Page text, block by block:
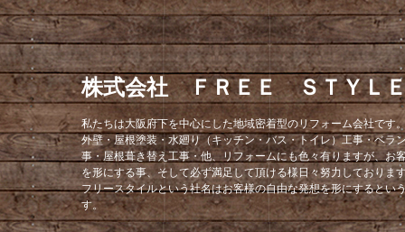
株式会社 ＦＲＥＥ ＳＴＹＬ
私たちは大阪府下を中心にした地域密着型のリフォーム会社です
外壁・屋根塗装・水廻り（キッチン・バス・トイレ）工事・ベラ
事・屋根葺き替え工事・他、リフォームにも色々有りますが、お
を形にする事、そして必ず満足して頂ける様日々努力しておりま
フリースタイルという社名はお客様の自由な発想を形にするとい
す。